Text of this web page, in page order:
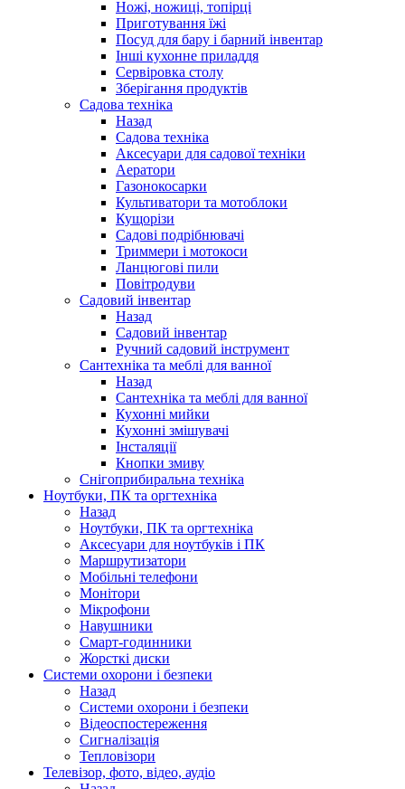
Ножі, ножиці, топірці
Приготування їжі
Посуд для бару і барний інвентар
Інші кухонне приладдя
Сервіровка столу
Зберігання продуктів
Садова техніка
Назад
Садова техніка
Аксесуари для садової техніки
Аератори
Газонокосарки
Культиватори та мотоблоки
Кущорізи
Садові подрібнювачі
Триммери і мотокоси
Ланцюгові пили
Повітродуви
Садовий інвентар
Назад
Садовий інвентар
Ручний садовий інструмент
Сантехніка та меблі для ванної
Назад
Сантехніка та меблі для ванної
Кухонні мийки
Кухонні змішувачі
Інсталяції
Кнопки змиву
Снігоприбиральна техніка
Ноутбуки, ПК та оргтехніка
Назад
Ноутбуки, ПК та оргтехніка
Аксесуари для ноутбуків і ПК
Маршрутизатори
Мобільні телефони
Монітори
Мікрофони
Навушники
Смарт-годинники
Жорсткі диски
Системи охорони і безпеки
Назад
Системи охорони і безпеки
Відеоспостереження
Сигналізація
Тепловізори
Телевізор, фото, відео, аудіо